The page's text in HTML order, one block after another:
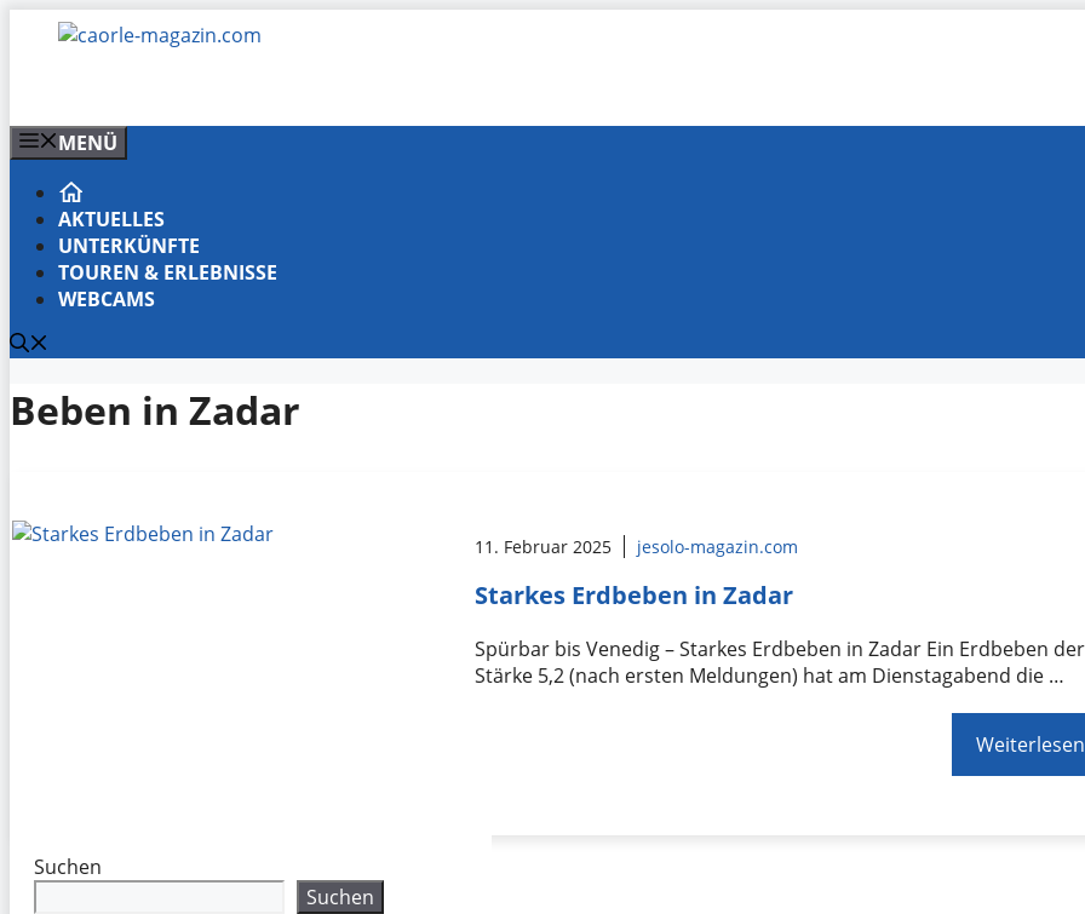
Inhalt
MENÜ
AKTUELLES
UNTERKÜNFTE
TOUREN & ERLEBNISSE
WEBCAMS
Beben in Zadar
11. Februar 2025 jesolo-magazin.com
Starkes Erdbeben in Zadar
Spürbar bis Venedig – Starkes Erdbeben in Zadar Ein Erdbeben der
Stärke 5,2 (nach ersten Meldungen) hat am Dienstagabend die …
Weiterlesen
Suchen
Suchen